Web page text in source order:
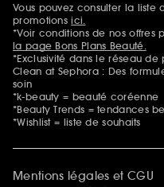
Mentions
Vous pouvez consulter la liste
promotionsici.
*Voir conditions de nos offres
la page Bons Plans Beauté.
*Exclusivité dans le réseau de
Clean at Sephora : Des
soin
*k-beauty = beauté coréenne
*Beauty Trends = tendances
*Wishlist = liste de souhaits
Mentions légales et CGU